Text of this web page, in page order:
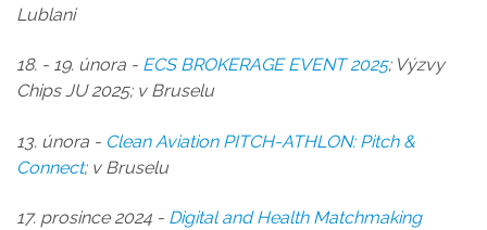
Lublani
18. - 19. února - ECS BROKERAGE EVENT 2025; Výzvy
Chips JU 2025; v Bruselu
13. února - Clean Aviation PITCH-ATHLON: Pitch &
Connect; v Bruselu
17. prosince 2024 - Digital and Health Matchmaking